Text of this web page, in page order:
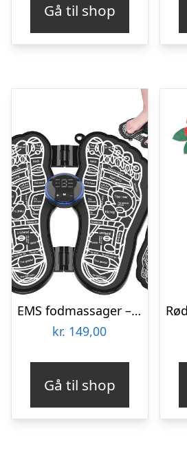
Gå til shop
EMS fodmassager – Elektrostimulator
kr. 149,00
Gå til shop